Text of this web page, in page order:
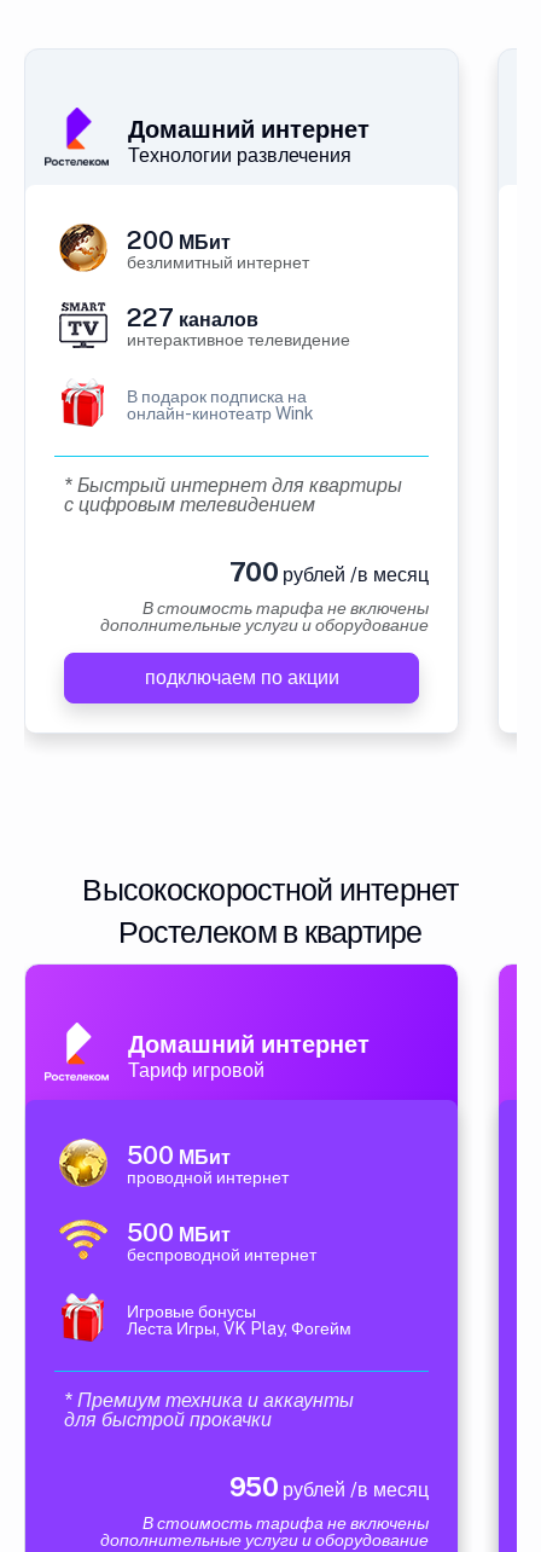
Домашний интернет
Технологии развлечения
200 МБит
безлимитный интернет
227 каналов
интерактивное телевидение
В подарок подписка на
онлайн-кинотеатр Wink
* Быстрый интернет для квартиры
с цифровым телевидением
700 рублей /в месяц
В стоимость тарифа не включены
дополнительные услуги и оборудование
подключаем по акции
Высокоскоростной интернет
Ростелеком в квартире
Домашний интернет
Тариф игровой
500 МБит
проводной интернет
500 МБит
беспроводной интернет
Игровые бонусы
Леста Игры, VK Play, Фогейм
* Премиум техника и аккаунты
для быстрой прокачки
950 рублей /в месяц
В стоимость тарифа не включены
дополнительные услуги и оборудование